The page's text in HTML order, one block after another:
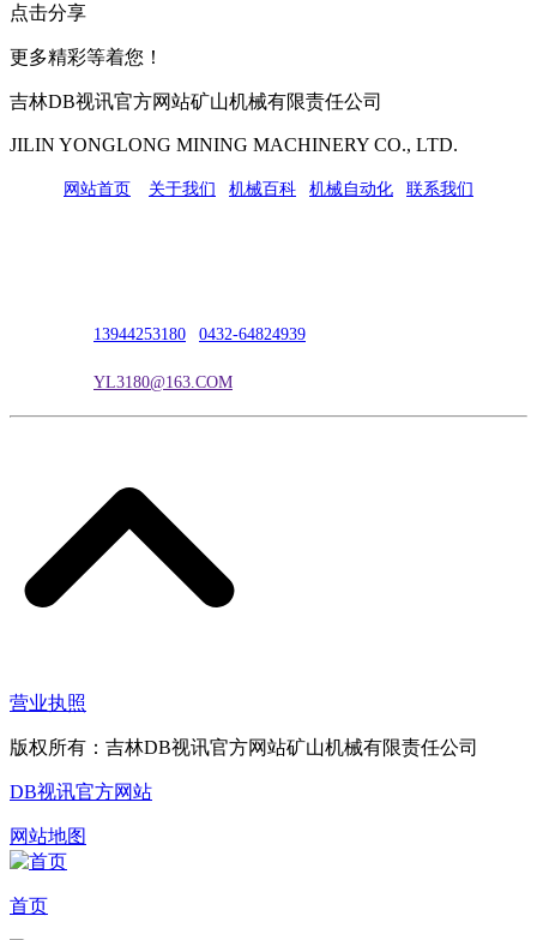
点击分享
更多精彩等着您！
吉林DB视讯官方网站矿山机械有限责任公司
JILIN YONGLONG MINING MACHINERY CO., LTD.
网站首页 关于我们 机械百科 机械自动化 联系我们
13944253180 0432-64824939
YL3180@163.COM
营业执照
版权所有：吉林DB视讯官方网站矿山机械有限责任公司
DB视讯官方网站
网站地图
首页